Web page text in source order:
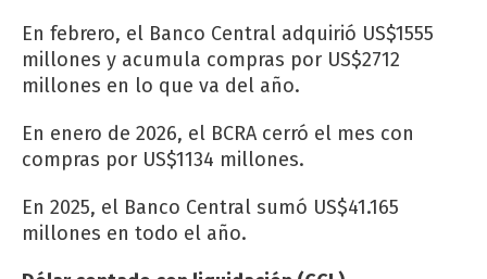
En febrero, el Banco Central adquirió US$1555
millones y acumula compras por US$2712
millones en lo que va del año.
En enero de 2026, el BCRA cerró el mes con
compras por US$1134 millones.
En 2025, el Banco Central sumó US$41.165
millones en todo el año.